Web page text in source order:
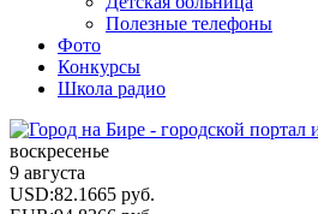
Полезные телефоны
Фото
Конкурсы
Школа радио
воскресенье
9 августа
USD:82.1665 руб.